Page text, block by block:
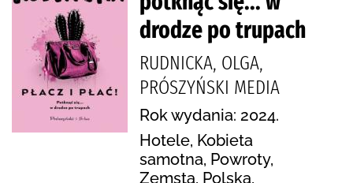
drodze po trupach
RUDNICKA, OLGA,
PRÓSZYŃSKI MEDIA
Rok wydania: 2024.
Hotele, Kobieta
samotna, Powroty,
Zemsta, Polska,